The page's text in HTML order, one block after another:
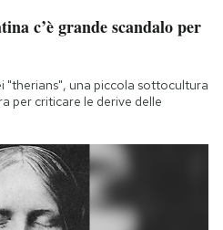
c’è grande scandalo per
"therians", una piccola sottocultura
per criticare le derive delle